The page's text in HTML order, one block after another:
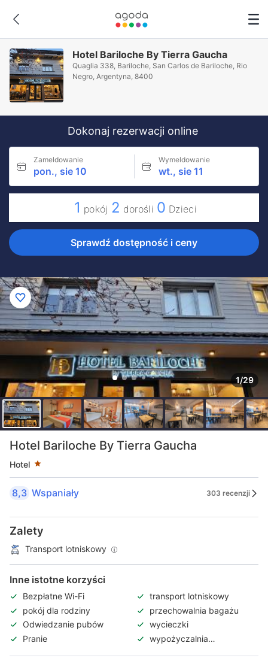
Hotel Bariloche By Tierra Gaucha
Quaglia 338, Bariloche, San Carlos de Bariloche, Rio
Negro, Argentyna, 8400
Dokonaj rezerwacji online
Zameldowanie
pon., sie 10
Wymeldowanie
wt., sie 11
1 pokój 2 dorośli 0 Dzieci
Sprawdź dostępność i ceny
1/29
Hotel Bariloche By Tierra Gaucha
Hotel
Liczba gwiazdek: 1
8,3 Wspaniały 303 recenzji
Zalety
Transport lotniskowy
Inne istotne korzyści
Bezpłatne Wi-Fi
transport lotniskowy
pokój dla rodziny
przechowalnia bagażu
Odwiedzanie pubów
wycieczki
Pranie
wypożyczalnia